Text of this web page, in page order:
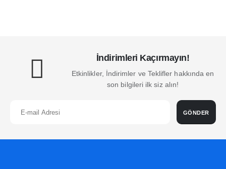
İndirimleri Kaçırmayın!
Etkinlikler, İndirimler ve Teklifler hakkında en
son bilgileri ilk siz alın!
GÖNDER